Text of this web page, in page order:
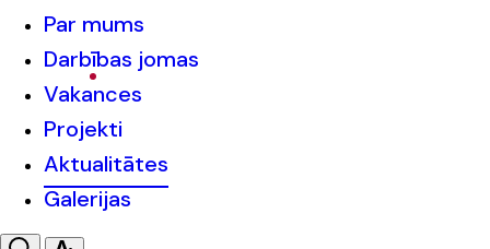
Par mums
Darbības jomas
Vakances
Projekti
Aktualitātes
Galerijas